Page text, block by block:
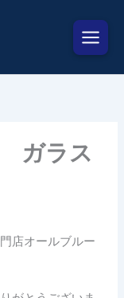
ガラス
店オールブルー